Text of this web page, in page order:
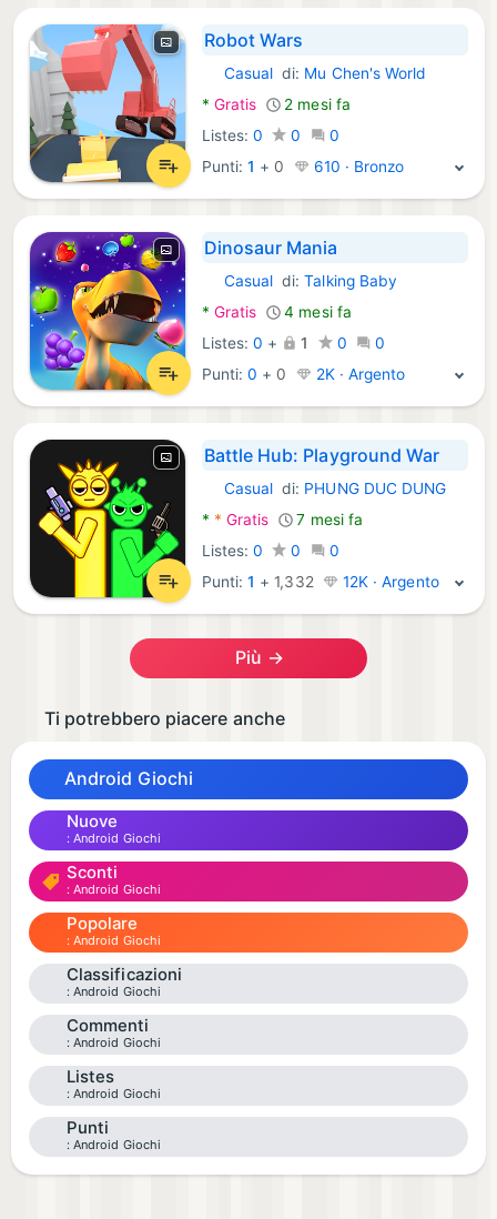
Robot Wars
Android Giochi:
Casualdi: Mu Chen's World
* Gratis
2 mesi fa
Listes:0 0
0
Punti: 1 + 0 610 · Bronzo
Dinosaur Mania
Android Giochi:
Casualdi:Talking Baby
* Gratis
4 mesi fa
Listes:0 + 1 0
0
Punti: 0 + 0 2K · Argento
Battle Hub: Playground War
Android Giochi:
Casualdi: PHUNG DUC DUNG
* * Gratis
7 mesi fa
Listes:0 0
0
Punti: 1 + 1,332 12K · Argento
Più →
Ti potrebbero piacere anche
Android Giochi
Nuove
Android Giochi
Sconti
Android Giochi
Popolare
Android Giochi
Classificazioni
Android Giochi
Commenti
Android Giochi
Listes
Android Giochi
Punti
Android Giochi